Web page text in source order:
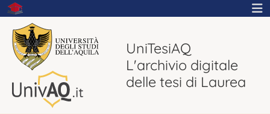
UniTesiAQ
L'archivio digitale
delle tesi di Laurea